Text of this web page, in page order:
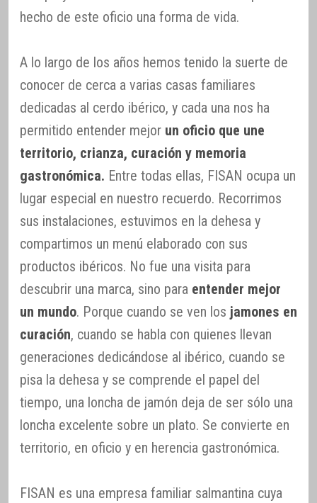
hecho de este oficio una forma de vida.
A lo largo de los años hemos tenido la suerte de
conocer de cerca a varias casas familiares
dedicadas al cerdo ibérico, y cada una nos ha
permitido entender mejor un oficio que une
territorio, crianza, curación y memoria
gastronómica. Entre todas ellas, FISAN ocupa un
lugar especial en nuestro recuerdo. Recorrimos
sus instalaciones, estuvimos en la dehesa y
compartimos un menú elaborado con sus
productos ibéricos. No fue una visita para
descubrir una marca, sino para entender mejor
un mundo. Porque cuando se ven los jamones en
curación, cuando se habla con quienes llevan
generaciones dedicándose al ibérico, cuando se
pisa la dehesa y se comprende el papel del
tiempo, una loncha de jamón deja de ser sólo una
loncha excelente sobre un plato. Se convierte en
territorio, en oficio y en herencia gastronómica.
FISAN es una empresa familiar salmantina cuya